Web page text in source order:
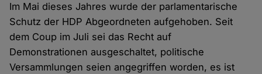
Im Mai dieses Jahres wurde der parlamentarische
Schutz der HDP Abgeordneten aufgehoben. Seit
dem Coup im Juli sei das Recht auf
Demonstrationen ausgeschaltet, politische
Versammlungen seien angegriffen worden, es ist